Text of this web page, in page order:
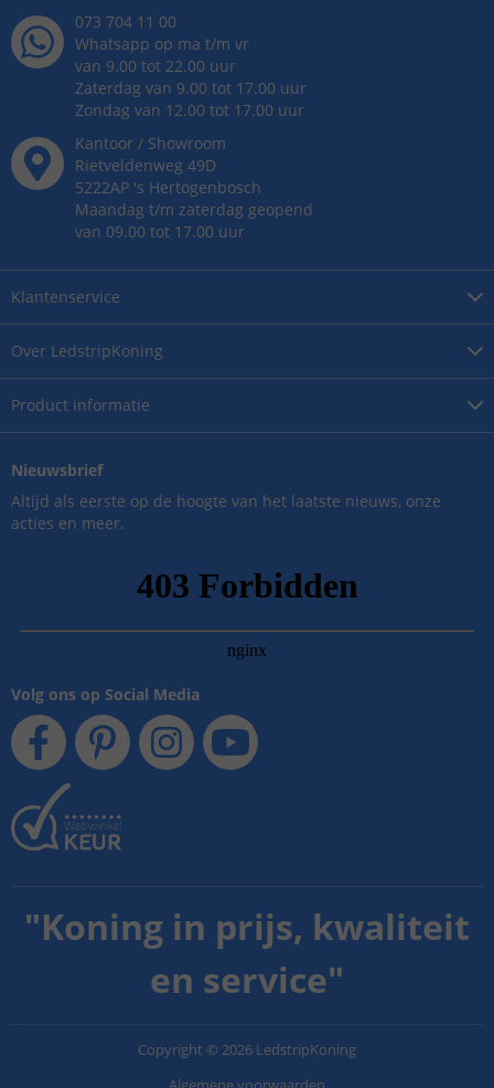
Over LedstripKoning
Product informatie
Klantenservice
073 704 11 00
Whatsapp op ma t/m vr
van 9.00 tot 22.00 uur
Zaterdag van 9.00 tot 17.00 uur
Zondag van 12.00 tot 17.00 uur
Kantoor / Showroom
Rietveldenweg 49D
5222AP 's Hertogenbosch
Maandag t/m zaterdag geopend
van 09.00 tot 17.00 uur
Nieuwsbrief
Altijd als eerste op de hoogte van het laatste nieuws, onze
acties en meer.
Volg ons op Social Media
"Koning in prijs, kwaliteit
en service"
Copyright © 2026 LedstripKoning